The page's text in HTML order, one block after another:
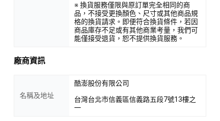
※ 換貨服務僅限與原訂單完全相同的商
品，不接受更換顏色、尺寸或其他商品規
格的換貨請求。即便符合換貨條件，若因
商品庫存不足或有其他商業考量，我們可
能僅接受退貨，恕不提供換貨服務。
廠商資訊
名稱及地址
酷澎股份有限公司
台灣台北市信義區信義路五段7號13樓之
一